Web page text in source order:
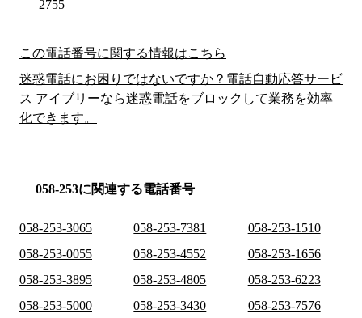
2755
この電話番号に関する情報はこちら
迷惑電話にお困りではないですか？電話自動応答サービ
ス アイブリーなら迷惑電話をブロックして業務を効率
化できます。
058-253に関連する電話番号
058-253-3065 058-253-7381
058-253-1510
058-253-0055
058-253-4552
058-253-1656
058-253-3895
058-253-4805
058-253-6223
058-253-5000
058-253-3430
058-253-7576